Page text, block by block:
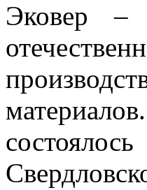
Эковер –